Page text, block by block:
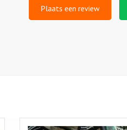
4.5Plaats een review
Bekijk